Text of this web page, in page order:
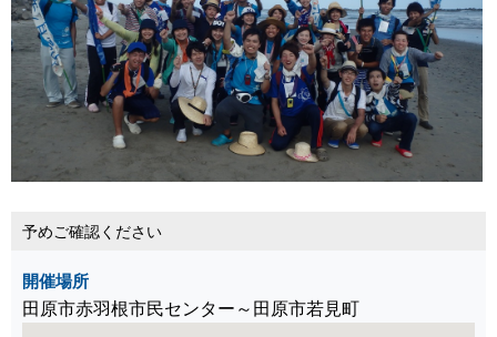
予めご確認ください
開催場所
田原市赤羽根市民センター～田原市若見町